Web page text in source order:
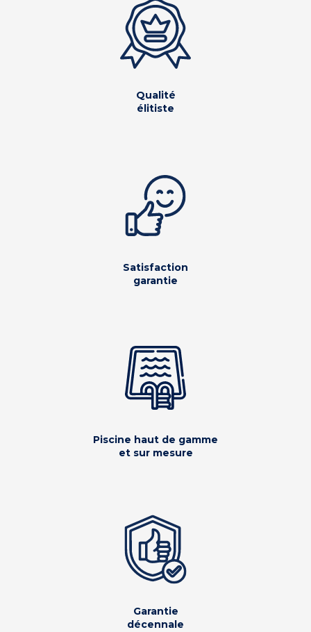
Qualité
élitiste
Satisfaction
garantie
Piscine haut de gamme
et sur mesure
Garantie
décennale